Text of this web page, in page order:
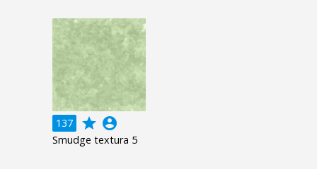
137 grade account_circle
Smudge textura 5